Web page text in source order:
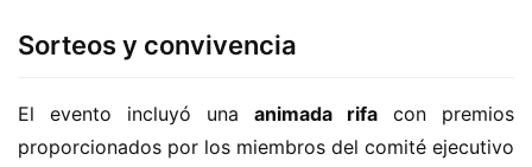
Sorteos y convivencia
El evento incluyó una animada rifa con premios
proporcionados por los miembros del comité ejecutivo